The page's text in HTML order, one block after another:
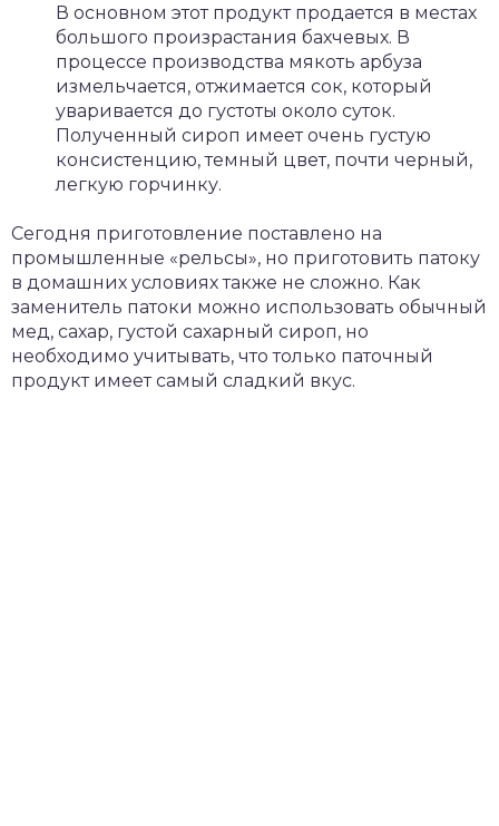
В основном этот продукт продается в местах
большого произрастания бахчевых. В
процессе производства мякоть арбуза
измельчается, отжимается сок, который
уваривается до густоты около суток.
Полученный сироп имеет очень густую
консистенцию, темный цвет, почти черный,
легкую горчинку.
Сегодня приготовление поставлено на
промышленные «рельсы», но приготовить патоку
в домашних условиях также не сложно. Как
заменитель патоки можно использовать обычный
мед, сахар, густой сахарный сироп, но
необходимо учитывать, что только паточный
продукт имеет самый сладкий вкус.